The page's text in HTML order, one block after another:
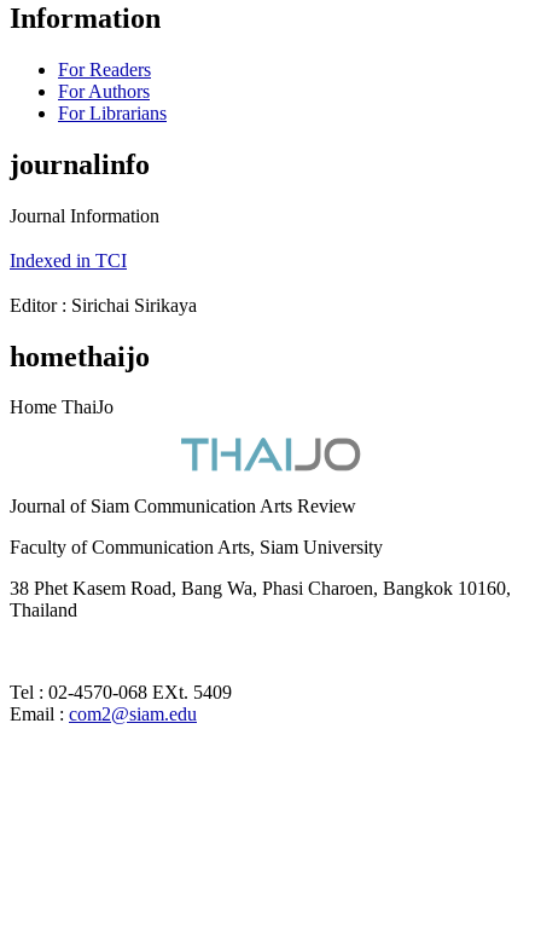
Information
For Readers
For Authors
For Librarians
journalinfo
Journal Information
Indexed in TCI
Editor : Sirichai Sirikaya
homethaijo
Home ThaiJo
Journal of Siam Communication Arts Review
Faculty of Communication Arts, Siam University
38 Phet Kasem Road, Bang Wa, Phasi Charoen, Bangkok 10160,
Thailand
Tel : 02-4570-068 EXt. 5409
Email : com2@siam.edu